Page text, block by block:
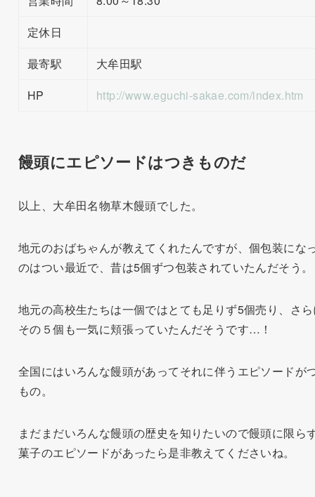
定休日
最寄駅
大牟田駅
HP
http://www.eguchi-sakae.com/index.htm
饅頭にエピソードはつきものだ
以上、大牟田名物草木饅頭でした。
地元のおばちゃんが教えてくれたんですが、個包装にな
のはつい最近で、昔は5個ずつ包装されていたんだそう。
地元の高校生たちは一個ではとても足りず5個売り、さ
その５個も一気に頬張っていたんだそうです…！
全国にはいろんな饅頭があってそれに伴うエピソードが
もの。
まだまだいろんな饅頭の歴史を知りたいので饅頭に限ら
菓子のエピソードがあったら是非教えてくださいね。